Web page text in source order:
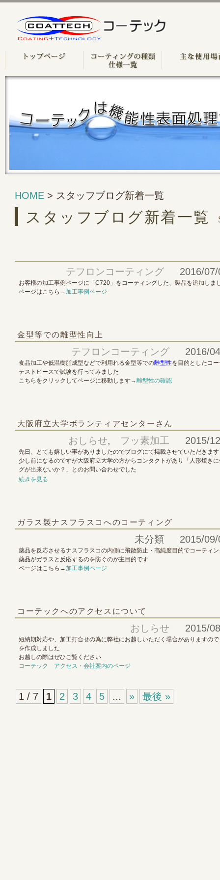
HOME > スタッフブログ新着一覧
スタッフブログ新着一覧
テフロンコーティング 2016/07/
お客様の加工事例ページに「C720」をコーティングした、製品を追加しま
ページはこちら→加工事例ページ
金型等での離型性向上
テフロンコーティング 2016/
食品加工や低温樹脂成型などで利用れる金型等での離型性を目的としたコ
テストピースで試験を行ってみました
こちらをクリックしてページに移動します→離型性の確認
大阪府立大学ボランティアセンターさん
おしらせ, フッ素加工 2015/
先日、とても嬉しい事がありましたのでブログにて掲載させていただきます
少し前になるのですが大阪府立大学の方からコンタクトがあり「人形焼き
グが出来ないか？」とのお問い合わせでした
続きを見る
ガラス製ナスフラスコへのコーティング
未分類 2015/09/
薬品を反応させるナスフラスコの内側に飛散防止・高純度目的でコーティ
薬品がガラスと反応するのを防ぐのが主目的です
ページはこちら→加工事例ページ
コーテックへのアクセスについて
おしらせ 2015/
短納期対応や、加工打合せの為に弊社にお越しいただく場合がありますの
を作成しました
お越しの際はぜひご覧ください
コーテック アクセス・会社案内のページ
1 / 7 1 2 3 4 5 ... » 最後 »